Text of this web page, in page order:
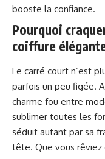
booste la confiance.
Pourquoi
coiffure
Le carré court n’est
parfois un peu figée.
charme fou entre
sublimer toutes les
séduit autant par sa
tête. Que vous rêviez